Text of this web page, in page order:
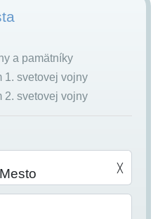
a pamätníky
1. svetovej vojny
2. svetovej vojny
╳